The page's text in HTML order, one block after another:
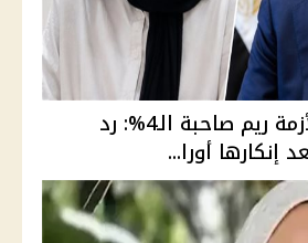
القصة الكاملة لأزمة ريم صاحبة الـ4%: رد
إنكارها أورا...